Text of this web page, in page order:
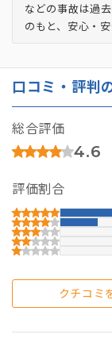
などの事故は過
のもと、安心・
口コミ・評判
総合評価
4.6
評価割合
クチコミ